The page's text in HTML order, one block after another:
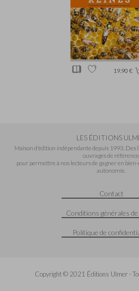
19.90 €
LES ÉDITIONS
Maison d'édition indépendante depuis 1993. Des
ouvrages de référence,
pour permettre à nos lecteurs de gagner en
autonomie.
Contact
Conditions générales
Politique de
Copyright © 2021 Éditions Ulmer -